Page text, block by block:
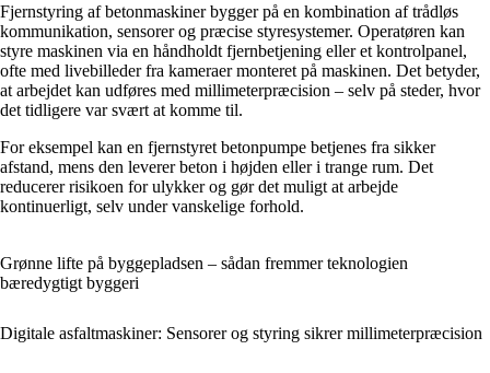
Fjernstyring af betonmaskiner bygger på en kombination af trådløs
kommunikation, sensorer og præcise styresystemer. Operatøren kan
styre maskinen via en håndholdt fjernbetjening eller et kontrolpanel,
ofte med livebilleder fra kameraer monteret på maskinen. Det betyder,
at arbejdet kan udføres med millimeterpræcision – selv på steder, hvor
det tidligere var svært at komme til.
For eksempel kan en fjernstyret betonpumpe betjenes fra sikker
afstand, mens den leverer beton i højden eller i trange rum. Det
reducerer risikoen for ulykker og gør det muligt at arbejde
kontinuerligt, selv under vanskelige forhold.
Grønne lifte på byggepladsen – sådan fremmer teknologien
bæredygtigt byggeri
Digitale asfaltmaskiner: Sensorer og styring sikrer millimeterpræcision